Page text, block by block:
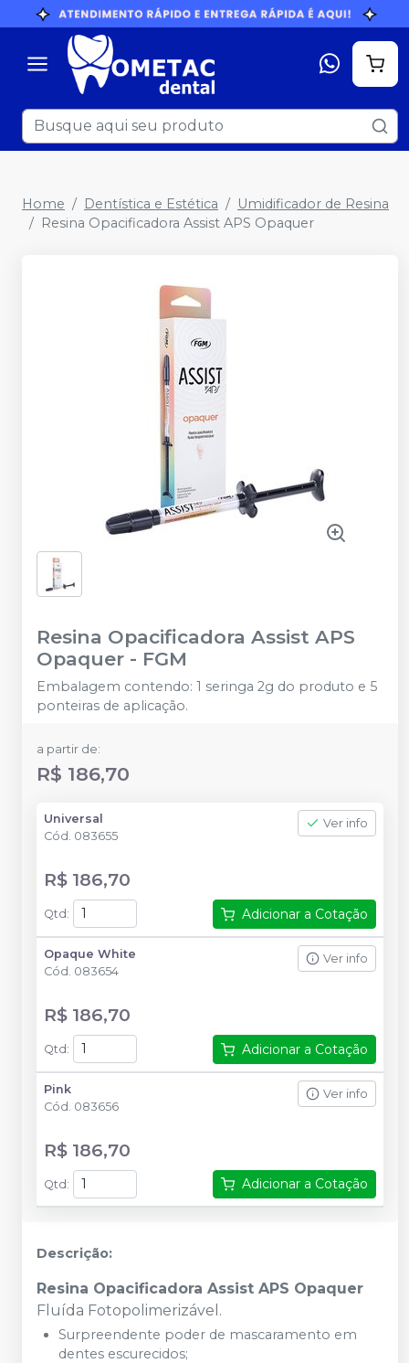
Home Dentística e Estética
Umidificador de Resina
Resina Opacificadora Assist APS Opaquer
Resina Opacificadora Assist APS
Opaquer - FGM
Embalagem contendo: 1 seringa 2g do produto e 5
ponteiras de aplicação.
a partir de:
R$ 186,70
Universal
Cód. 083655
Ver info
R$ 186,70
Qtd : Adicionar a Cotação
Opaque White
Cód. 083654
Ver info
R$ 186,70
Qtd : Adicionar a Cotação
Pink
Cód. 083656
Ver info
R$ 186,70
Qtd: Adicionar a Cotação
Descrição:
Resina Opacificadora Assist APS Opaquer
Fluída Fotopolimerizável.
Surpreendente poder de mascaramento em
dentes escurecidos;